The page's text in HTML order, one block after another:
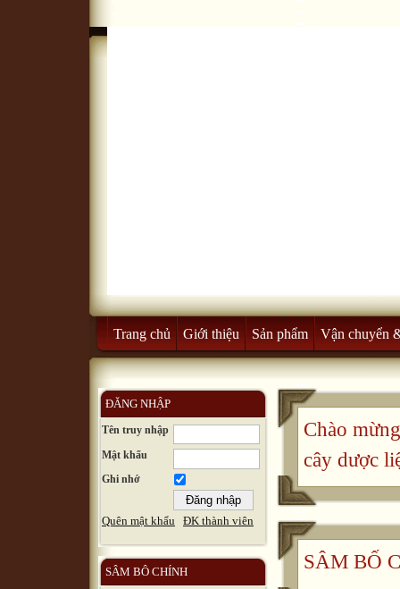
Trang chủ Giới thiệu Sản phẩm Vận chuyển
ĐĂNG NHẬP
Tên truy nhập
Mật khẩu
Ghi nhớ
Quên mật khẩu ĐK thành viên
SÂM BÔ CHÍNH
Chào
cây dược
SÂM BỐ